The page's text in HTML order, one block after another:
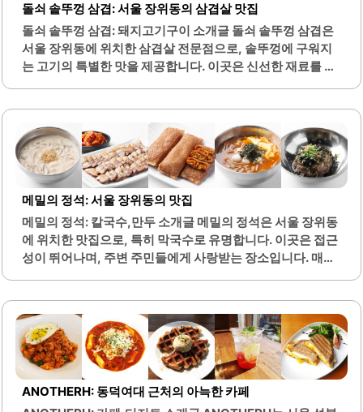
님뿐만 아니라 친구들과의 모임에도 적합한 분위기를 갖추고
있습니다. 주차 공간이 마련되어 있어 편리하게 방문할 수 있
으며, 피크 시간대에는 예약을 권장합니다. 영구수산은 지역
주민들 사이에서 입소문이 나며, 꾸준히 찾는 단골 손님들
이..
돌쇠 솥뚜껑 삼겹: 서울 장위동의 삼겹살 맛집
돌쇠 솥뚜껑 삼겹: 돼지고기구이 소개글 돌쇠 솥뚜껑 삼겹은
서울 장위동에 위치한 삼겹살 전문점으로, 솥뚜껑에 구워지
는 고기의 특별한 맛을 제공합니다. 이곳은 신선한 재료를 사
게 고객을 맞이하며, 가족 단위 방문객들에게도 적합한 환경
을 제공합니다.다양한 사이드 메뉴가 준비되어 있어 고기와
함께 즐기기에 좋으며, 특히 미나리, 콩나물, 김치와 같은 신
선한 반찬이 조화를 이룹니다. 매장 내부는 깔끔하게 관리되
어 있어 쾌적한 식사 경험을 제공합니다. 또한, 고기의 육즙이
살아있어 한 입 먹는 순간 고기의 풍미를 느낄 수 있습니다.이
곳은 대기 시간이 있을 정도로 인기가 많으며, 재방문 의사가
높은 맛집으로 알려져 있습니다. 고객들은 고기뿐만 아니라
반찬의 맛에도..
메밀의 정석: 서울 장위동의 맛집
메밀의 정석: 칼국수,만두 소개글 메밀의 정석은 서울 장위동
에 위치한 맛집으로, 특히 막국수로 유명합니다. 이곳은 접근
성이 뛰어나며, 주변 주민들에게 사랑받는 장소입니다. 매장
할 수 있습니다. 이곳의 막국수는 면발이 쫄깃하고 국물은 시
원하여 여름철에 특히 인기가 높습니다. 또한, 다양한 메뉴가
준비되어 있어 선택의 폭이 넓습니다.건강한 재료로 만들어
진 음식은 맛과 영양을 동시에 제공합니다. 가격대도 합리적
이어서 가성비가 뛰어난 식사 경험을 제공합니다. 매장 내부
는 항상 깔끔하게 관리되어 있어 쾌적한 식사 환경을 제공합
ANOTHERH: 동덕여대 근처의 아늑한 카페